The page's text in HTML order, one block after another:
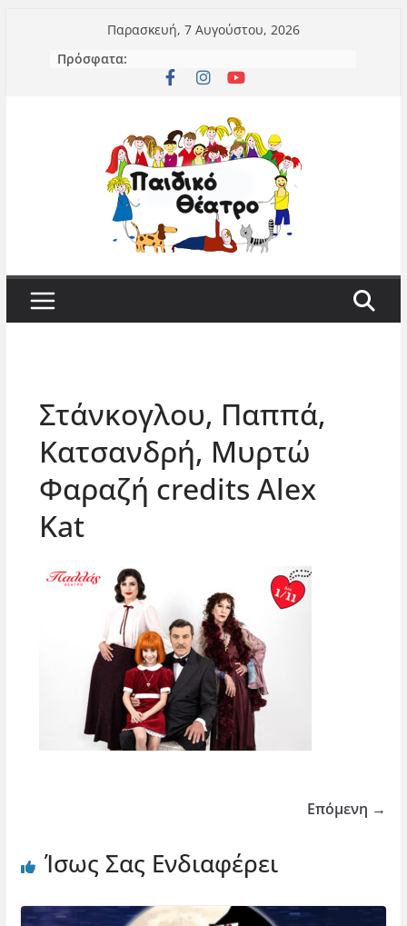
περιεχόμενο
Παρασκευή, 7 Αυγούστου, 2026
Πρόσφατα:
Στάνκογλου, Παππά,
Κατσανδρή, Μυρτώ
Φαραζή credits Alex
Kat
Επόμενη →
Ίσως Σας Ενδιαφέρει